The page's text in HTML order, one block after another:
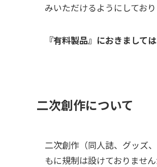
みいただけるようにしており
『有料製品』におきまして
二次創作について
二次創作（同人誌、グッズ
もに規制は設けておりません